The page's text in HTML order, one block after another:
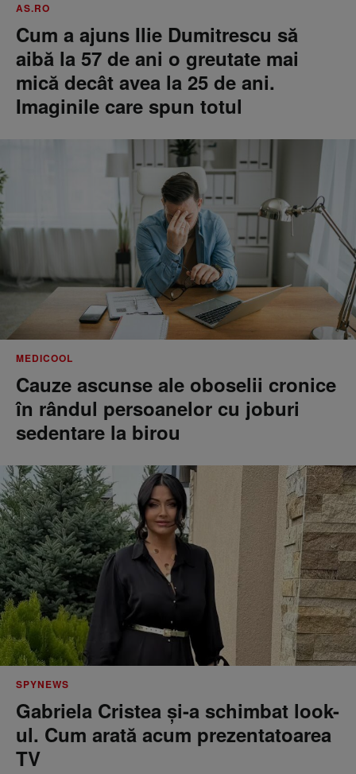
AS.RO
Cum a ajuns Ilie Dumitrescu să
aibă la 57 de ani o greutate mai
mică decât avea la 25 de ani.
Imaginile care spun totul
MEDICOOL
Cauze ascunse ale oboselii cronice
în rândul persoanelor cu joburi
sedentare la birou
SPYNEWS
Gabriela Cristea și-a schimbat look-
ul. Cum arată acum prezentatoarea
TV